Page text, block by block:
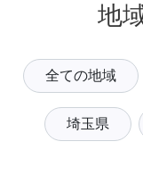
地
全ての地域
埼玉県